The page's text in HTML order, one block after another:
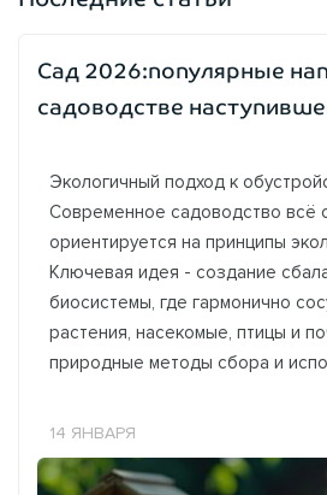
Сад 2026:популярные
садоводстве
Экологичный подход к
Современное садоводство всё
ориентируется на принципы
Ключевая идея - создание
биосистемы, где гармонично
растения, насекомые, птицы и
природные методы сбора и
14 ЯНВАРЯ